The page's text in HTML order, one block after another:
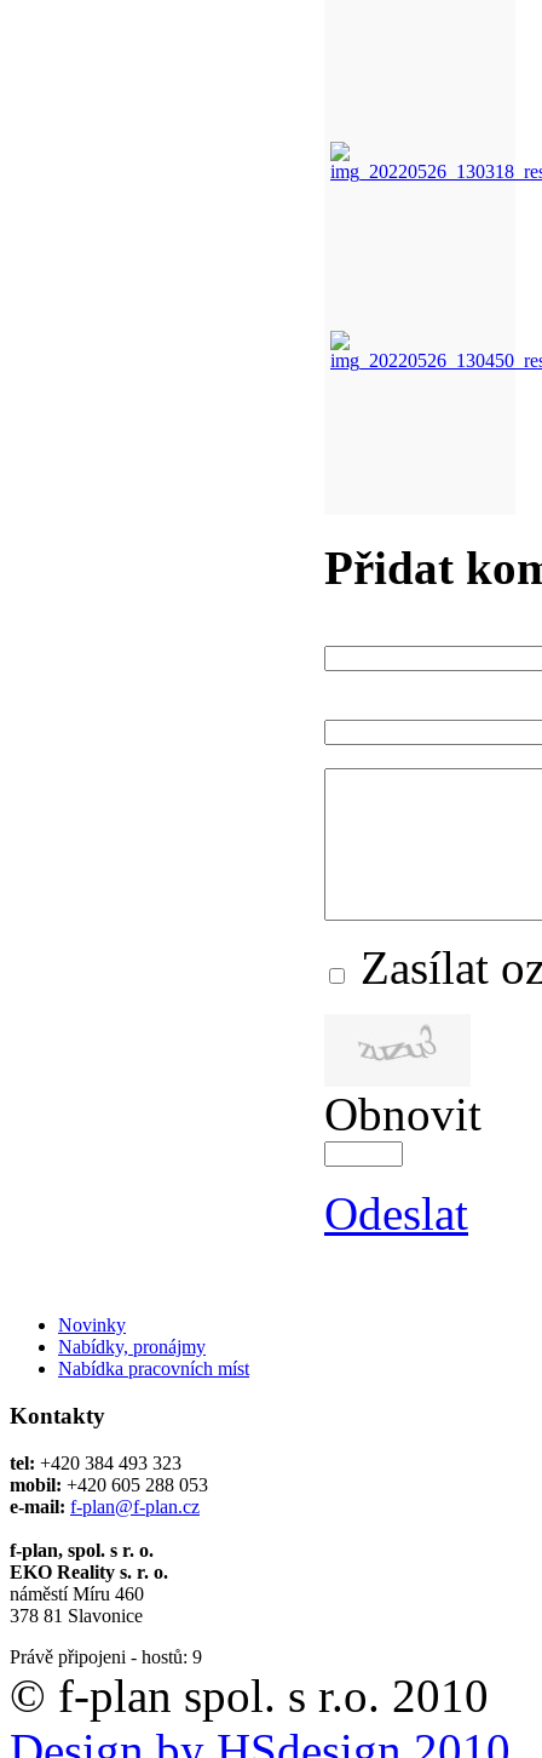
Přidat
Zasílat
Obnovit
Odeslat
Novinky
Nabídky, pronájmy
Nabídka pracovních míst
Kontakty
tel: +420 384 493 323
mobil: +420 605 288 053
e-mail: f-plan@f-plan.cz
f-plan, spol. s r. o.
EKO Reality s. r. o.
náměstí Míru 460
378 81 Slavonice
Právě připojeni - hostů: 9
© f-plan spol. s r.o. 2010